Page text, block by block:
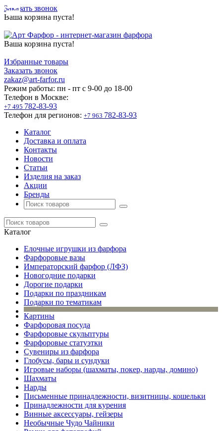
Заказать звонок
Ваша корзина пуста!
Ваша корзина пуста!
Избранные товары
Заказать звонок
zakaz@art-farfor.ru
Режим работы: пн - пт c 9-00 до 18-00
Телефон в Москве:
+7 495 782-83-93
Телефон для регионов: +7 963 782-83-93
Каталог
Доставка и оплата
Контакты
Новости
Статьи
Изделия на заказ
Акции
Бренды
Каталог
Елочные игрушки из фарфора
Фарфоровые вазы
Императорский фарфор (ЛФЗ)
Новогодние подарки
Дорогие подарки
Подарки по праздникам
Подарки по тематикам
Картины
Фарфоровая посуда
Фарфоровые скульптуры
Фарфоровые статуэтки
Сувениры из фарфора
Глобусы, бары и сундуки
Игровые наборы (шахматы, покер, нарды, домино)
Шахматы
Нарды
Письменные принадлежности, визитницы, кошельки
Принадлежности для курения
Винные аксессуары, гейзеры
Необычные Чудо Чайники